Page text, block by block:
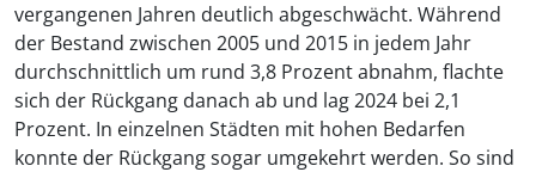
vergangenen Jahren deutlich abgeschwächt. Während
der Bestand zwischen 2005 und 2015 in jedem Jahr
durchschnittlich um rund 3,8 Prozent abnahm, flachte
sich der Rückgang danach ab und lag 2024 bei 2,1
Prozent. In einzelnen Städten mit hohen Bedarfen
konnte der Rückgang sogar umgekehrt werden. So sind